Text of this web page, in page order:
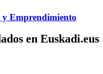
y Emprendimiento
en Euskadi.eus